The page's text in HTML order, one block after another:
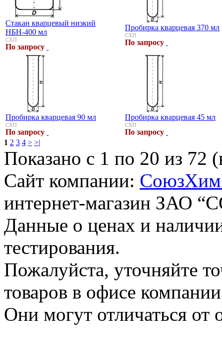
Стакан кварцевый низкий
НБН-400 мл
СХП
По запросу
Пробирка кварцевая 370 мл
СХП
По запросу
Пробирка кварцевая 90 мл
СХП
По запросу
Пробирка кварцевая 45 мл
СХП
По запросу
1 2 3 4 > >|
Показано с 1 по 20 из 72
Сайт компании:
интернет-магазин
Данные о ценах и
тестирования.
Пожалуйста, уточняйте
товаров в офисе
Они могут отличаться от